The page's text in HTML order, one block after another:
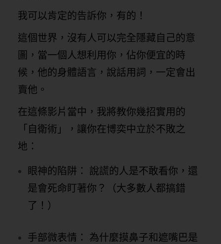
我可以肯定的告訴你，有的！
這個世界，沒有人可以完全隱藏自己的意
圖，當一個人想利用你，佔你便宜的時
候，他的身體語言，說話用詞，一定會出
賣他。
在這條影片當中，我將教你幾招實用的
「自衛術」，讓你在博奕中立於不敗之
地：
眼神的陷阱： 說謊的人是不敢看你，還
是會死命盯著你？（大多數人都搞錯
了！）
手部微表情： 為什麼摸鼻子和遮嘴巴是